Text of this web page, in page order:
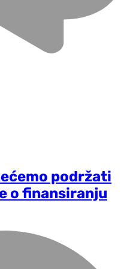
podržati
o finansiranju